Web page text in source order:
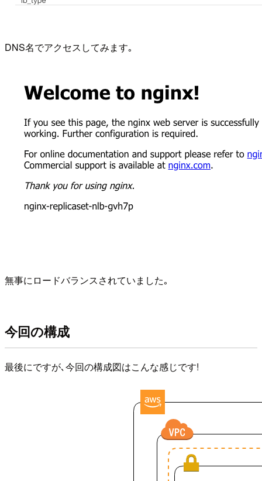
DNS名でアクセスしてみます｡
無事にロードバランスされていました｡
今回の構成
最後にですが､今回の構成図はこんな感じです!